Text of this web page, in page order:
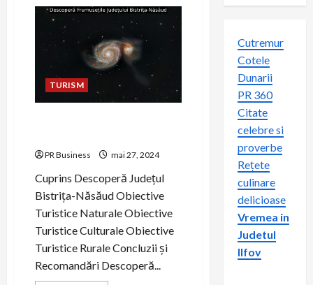
TURISM
PR Business mai 27, 2024
Cuprins Descoperă Județul
Bistrița-Năsăud Obiective
Turistice Naturale Obiective
Turistice Culturale Obiective
Turistice Rurale Concluzii și
Recomandări Descoperă...
Cutremur
Cotele
Dunarii
PR 360
Citate
celebre si
proverbe
Rețete
culinare
delicioase
Vremea in
Judetul
Ilfov